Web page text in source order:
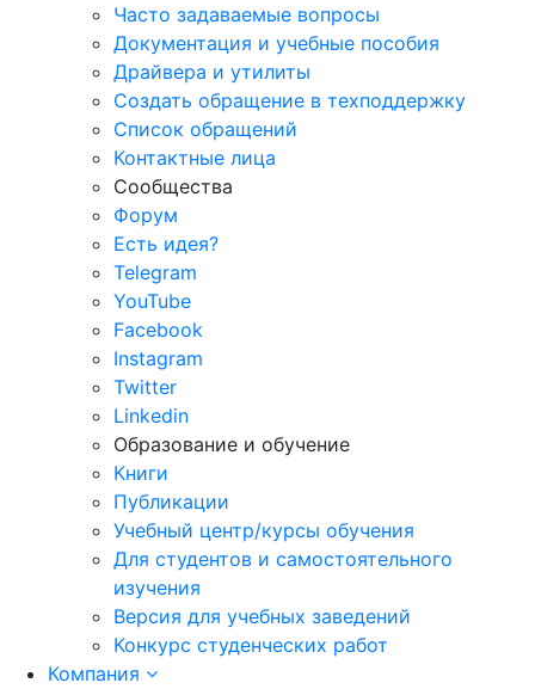
Часто задаваемые вопросы
Документация и учебные пособия
Драйвера и утилиты
Создать обращение в техподдержку
Список обращений
Контактные лица
Сообщества
Форум
Есть идея?
Telegram
YouTube
Facebook
Instagram
Twitter
Linkedin
Образование и обучение
Книги
Публикации
Учебный центр/курсы обучения
Для студентов и самостоятельного
изучения
Версия для учебных заведений
Конкурс студенческих работ
Компания